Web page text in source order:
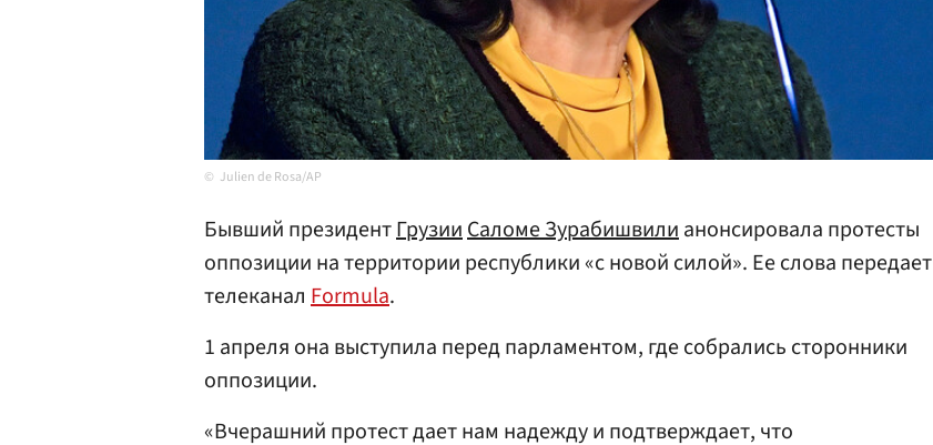
Julien de Rosa/AP
Бывший президентГрузииСаломе Зурабишвилианонсировала протесты
оппозиции на территории республики «с новой силой». Ее слова передает
телеканал Formula.
1 апреля она выступила перед парламентом, где собрались сторонники
оппозиции.
«Вчерашний протест дает нам надежду и подтверждает, что